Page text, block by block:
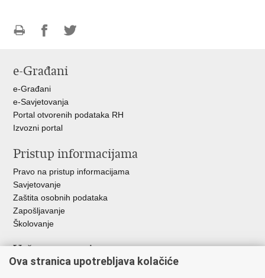
FacebookuTwitteru
e-Građani
e-Građani
e-Savjetovanja
Portal otvorenih podataka RH
Izvozni portal
Pristup informacijama
Pravo na pristup informacijama
Savjetovanje
Zaštita osobnih podataka
Zapošljavanje
Školovanje
Važne poveznice
Ministarstvo unutarnjih poslova
Ova stranica upotrebljava kolačiće